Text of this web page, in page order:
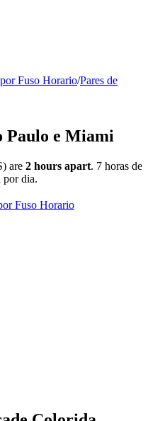
Fuso Horario/Pares de
e Miami
) are 2 hours apart. 7 horas de
por dia.
Fuso Horario